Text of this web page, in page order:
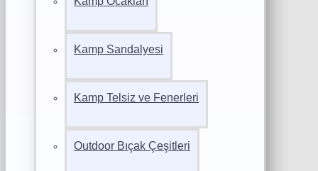
Kamp Sandalyesi
Kamp Telsiz ve Fenerleri
Outdoor Bıçak Çeşitleri